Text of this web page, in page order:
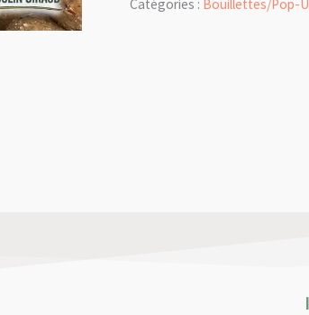
Catégories : Bouillettes/Pop-